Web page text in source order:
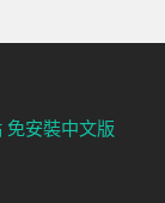
免安裝中文版